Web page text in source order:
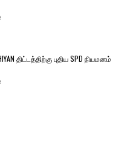
திட்டத்திற்கு புதிய SPD நியமனம்